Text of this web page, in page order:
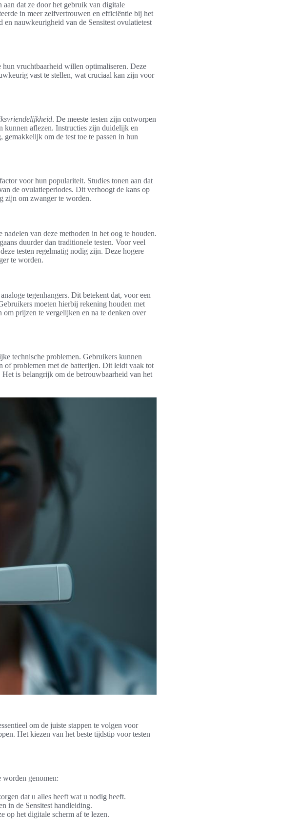
dat ze door het gebruik van digitale
in meer zelfvertrouwen en efficiëntie bij het
nauwkeurigheid van de Sensitest ovulatietest
vruchtbaarheid willen optimaliseren. Deze
vast te stellen, wat cruciaal kan zijn voor
. De meeste testen zijn ontworpen
kunnen aflezen. Instructies zijn duidelijk en
om de test toe te passen in hun
voor hun populariteit. Studies tonen aan dat
de ovulatieperiodes. Dit verhoogt de kans op
zijn om zwanger te worden.
van deze methoden in het oog te houden.
duurder dan traditionele testen. Voor veel
testen regelmatig nodig zijn. Deze hogere
te worden.
tegenhangers. Dit betekent dat, voor een
moeten hierbij rekening houden met
prijzen te vergelijken en na te denken over
technische problemen. Gebruikers kunnen
of problemen met de batterijen. Dit leidt vaak tot
is belangrijk om de betrouwbaarheid van het
om de juiste stappen te volgen voor
Het kiezen van het beste tijdstip voor testen
worden genomen:
dat u alles heeft wat u nodig heeft.
in de Sensitest handleiding.
op het digitale scherm af te lezen.